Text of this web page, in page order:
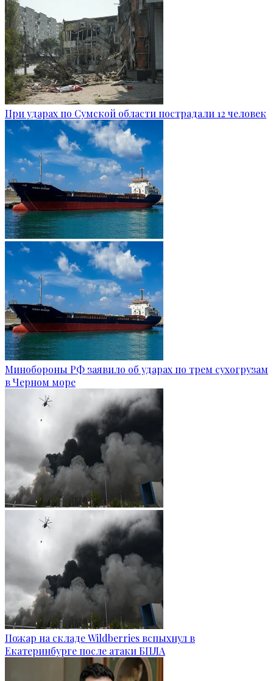
При ударах по Сумской области пострадали 12 человек
Минобороны РФ заявило об ударах по трем сухогрузам
в Черном море
Пожар на складе Wildberries вспыхнул в
Екатеринбурге после атаки БПЛА